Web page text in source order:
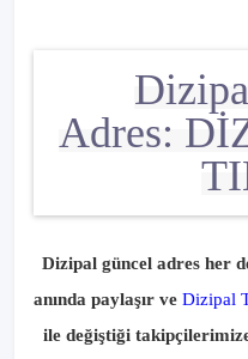
Adres:
Dizipal güncel adres her
anında paylaşır ve Dizipal
ile değiştiği